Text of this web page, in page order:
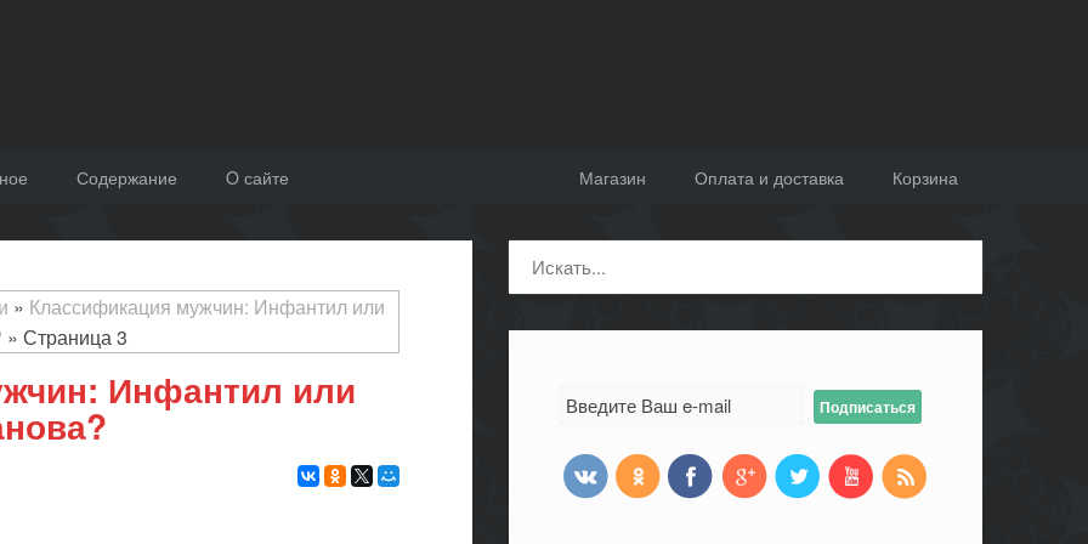
Содержание O сайте Корзина
Оплата и доставка
Магазин
» Классификация мужчин: Инфантил или
» Страница 3
Инфантил или